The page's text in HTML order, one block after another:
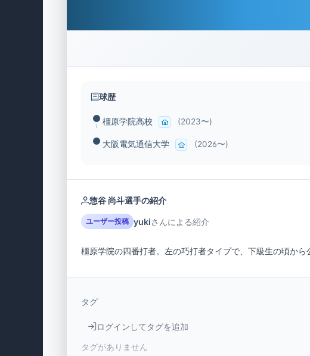
球歴
橿原学院高校 (2023〜)
大阪電気通信大学 (2026〜)
惣谷 尚斗選手の紹介
ユーザー投稿 yukiさんによる紹介
橿原学院の四番打者。左の巧打者タイプで、下級生の頃から
タグ
ログインしてタグを追加
タグがありません